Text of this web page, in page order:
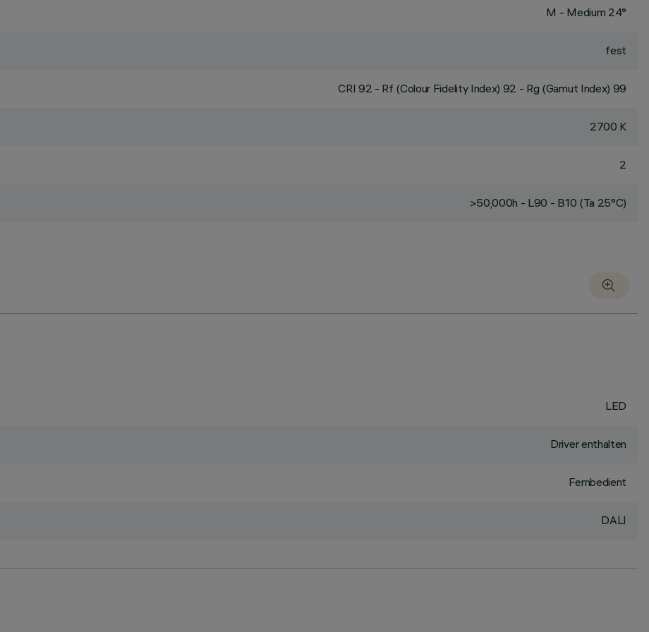
M - Medium 24°
fest
CRI 92 - Rf (Colour Fidelity Index) 92 - Rg (Gamut Index) 99
2700 K
2
>50,000h - L90 - B10 (Ta 25°C)
LED
Driver enthalten
Fernbedient
DALI